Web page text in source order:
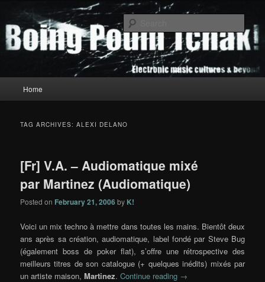
primary
content
secondary
contentBoing Poum Tchak!
Home
TAG ARCHIVES:ALEXI DELANO
[Fr] V.A. – Audiomatique mixé
par Martinez (Audiomatique)
Posted on February 21, 2006 by K!
Voici un mix techno à mettre dans toutes les mains. Bientôt deux
ans après sa création, audiomatique, label fondé par Steve Bug
(également boss de poker flat), s’offre une rétrospective des
meilleurs titres de son catalogue (+ quelques inédits) mixés par
un artiste maison,Martinez.Continue reading →